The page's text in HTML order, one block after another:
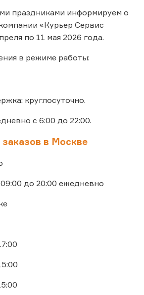
праздниками информируем о
«Курьер Сервис
по 11 мая 2026 года.
в режиме работы:
круглосуточно.
с 6:00 до 22:00.
в Москве
до 20:00 ежедневно